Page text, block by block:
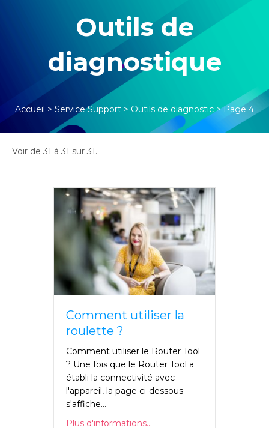
Outils de
diagnostique
Accueil > Service Support > Outils de diagnostic>Page 4
Voir de 31 à 31 sur 31.
Comment utiliser la
roulette ?
Comment utiliser le Router Tool
? Une fois que le Router Tool a
établi la connectivité avec
l'appareil, la page ci-dessous
s'affiche...
Plus d'informations...